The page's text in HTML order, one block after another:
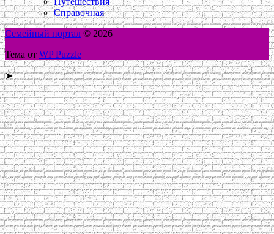
Справочная
Семейный портал © 2026
Тема от WP Puzzle
➤